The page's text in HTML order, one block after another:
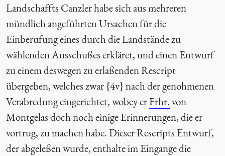
Landschaffts Canzler habe sich aus mehreren
mündlich angeführten Ursachen für die
Einberufung eines durch die Landstände zu
wählenden Ausschußes erkläret, und einen Entwurf
zu einem deswegen zu erlaßenden Rescript
übergeben, welches zwar {4v} nach der genohmenen
Verabredung eingerichtet, wobey erFrhr.von
Montgelas doch noch einige Erinnerungen, die er
vortrug, zu machen habe. Dieser Rescripts Entwurf,
der abgeleßen wurde, enthalte im Eingange die